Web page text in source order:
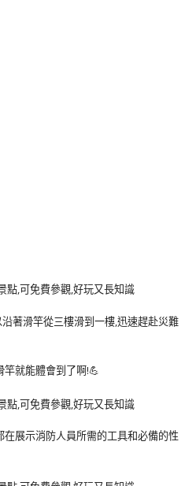
著滑竿從三樓滑到一樓,迅速趕赴災難
就能體會到了啊!💪
展示消防人員所需的工具和必備的性